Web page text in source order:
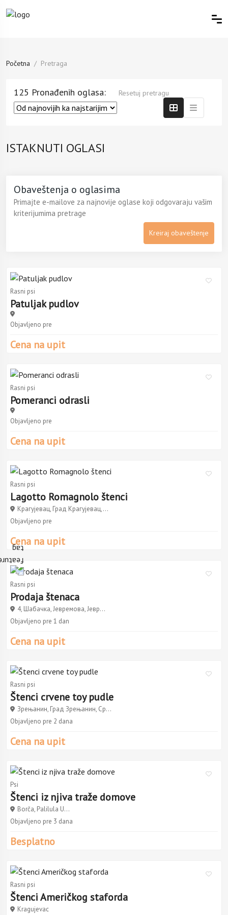
Početna Pretraga
125 Pronađenih oglasa: Resetuj pretragu
ISTAKNUTI OGLASI
Obaveštenja o oglasima
Primajte e-mailove za najnovije oglase koji odgovaraju vašim
kriterijumima pretrage
Kreiraj obaveštenje
Rasni psi
Patuljak pudlov
Objavljeno pre
Cena na upit
Rasni psi
Pomeranci odrasli
Objavljeno pre
Cena na upit
Rasni psi
Lagotto Romagnolo štenci
Крагујевац, Град Крагујевац,...
Objavljeno pre
Cena na upit
Rasni psi
Prodaja štenaca
4, Шабачка, Јевремова, Јевр...
Objavljeno pre 1 dan
Cena na upit
Rasni psi
Štenci crvene toy pudle
Зрењанин, Град Зрењанин, Ср...
Objavljeno pre 2 dana
Cena na upit
Psi
Štenci iz njiva traže domove
Borča, Palilula U...
Objavljeno pre 3 dana
Besplatno
Rasni psi
Štenci Američkog staforda
Kragujevac